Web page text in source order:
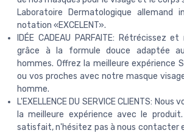
Laboratoire Dermatologique allemand
notation «EXCELENT».
IDÉE CADEAU PARFAITE: Rétrécissez
grâce à la formule douce adaptée
hommes. Offrez la meilleure expérience
ou vos proches avec notre masque
homme.
L'EXELLENCE DU SERVICE CLIENTS:
la meilleure expérience avec le
satisfait, n'hésitez pas à nous contacter